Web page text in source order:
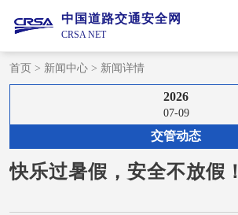
中国道路交通安全网
CRSA NET
首页 > 新闻中心 > 新闻详情
2026
07-09
交管动态
快乐过暑假，安全不放假！